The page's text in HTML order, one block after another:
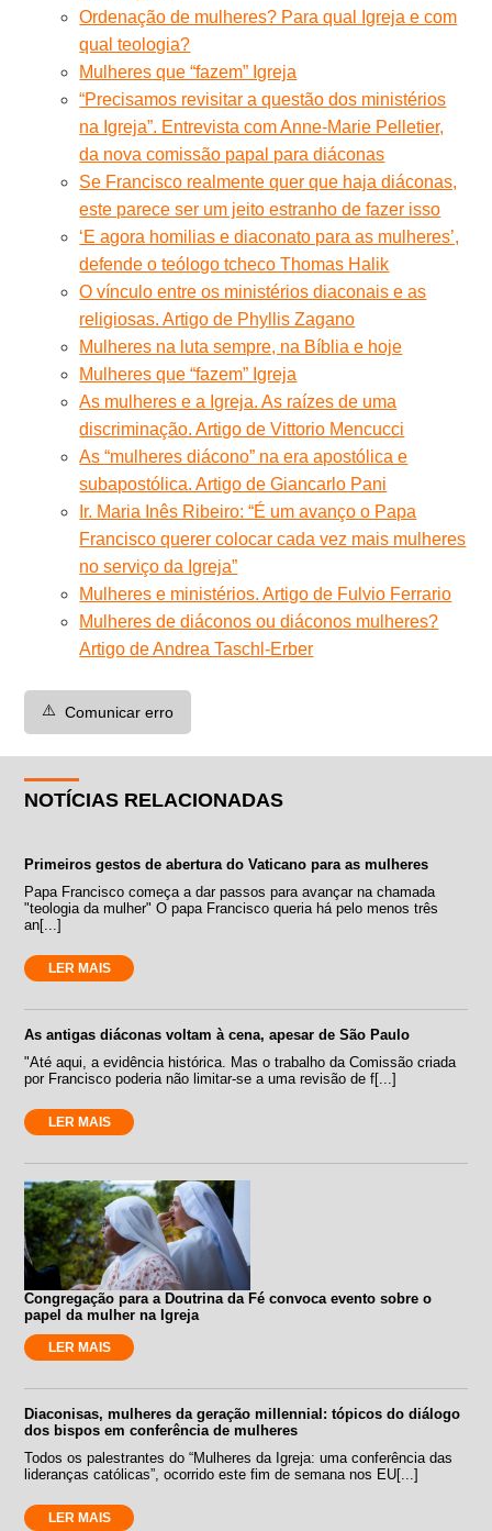
Ordenação de mulheres? Para qual Igreja e com
qual teologia?
Mulheres que “fazem” Igreja
“Precisamos revisitar a questão dos ministérios
na Igreja”. Entrevista com Anne-Marie Pelletier,
da nova comissão papal para diáconas
Se Francisco realmente quer que haja diáconas,
este parece ser um jeito estranho de fazer isso
‘E agora homilias e diaconato para as mulheres’,
defende o teólogo tcheco Thomas Halik
O vínculo entre os ministérios diaconais e as
religiosas. Artigo de Phyllis Zagano
Mulheres na luta sempre, na Bíblia e hoje
Mulheres que “fazem” Igreja
As mulheres e a Igreja. As raízes de uma
discriminação. Artigo de Vittorio Mencucci
As “mulheres diácono” na era apostólica e
subapostólica. Artigo de Giancarlo Pani
Ir. Maria Inês Ribeiro: “É um avanço o Papa
Francisco querer colocar cada vez mais mulheres
no serviço da Igreja”
Mulheres e ministérios. Artigo de Fulvio Ferrario
Mulheres de diáconos ou diáconos mulheres?
Artigo de Andrea Taschl-Erber
⚠️ Comunicar erro
NOTÍCIAS RELACIONADAS
Primeiros gestos de abertura do Vaticano para as mulheres
Papa Francisco começa a dar passos para avançar na chamada
"teologia da mulher" O papa Francisco queria há pelo menos três
an[...]
LER MAIS
As antigas diáconas voltam à cena, apesar de São Paulo
"Até aqui, a evidência histórica. Mas o trabalho da Comissão criada
por Francisco poderia não limitar-se a uma revisão de f[...]
LER MAIS
Congregação para a Doutrina da Fé convoca evento sobre o
papel da mulher na Igreja
LER MAIS
Diaconisas, mulheres da geração millennial: tópicos do diálogo
dos bispos em conferência de mulheres
Todos os palestrantes do “Mulheres da Igreja: uma conferência das
lideranças católicas”, ocorrido este fim de semana nos EU[...]
LER MAIS